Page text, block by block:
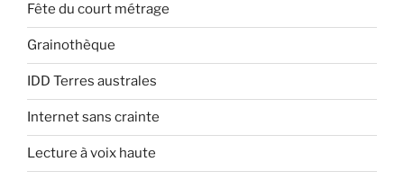
Fête du court métrage
Grainothèque
IDD Terres australes
Internet sans crainte
Lecture à voix haute